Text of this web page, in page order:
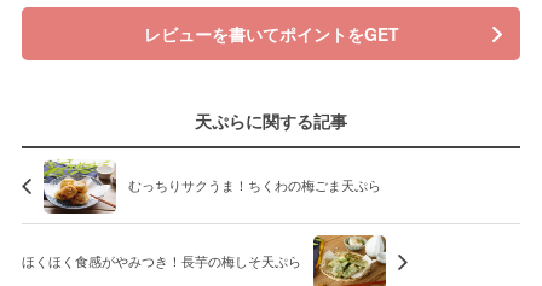
レビューを書いてポイントをGET
天ぷらに関する記事
むっちりサクうま！ちくわの梅ごま天ぷら
ほくほく食感がやみつき！長芋の梅しそ天ぷら